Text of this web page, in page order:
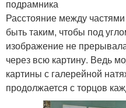
подрамника
Расстояние между
быть таким, чтобы под
изображение не
через всю картину. Ведь
картины с галерейной
продолжается с торцов